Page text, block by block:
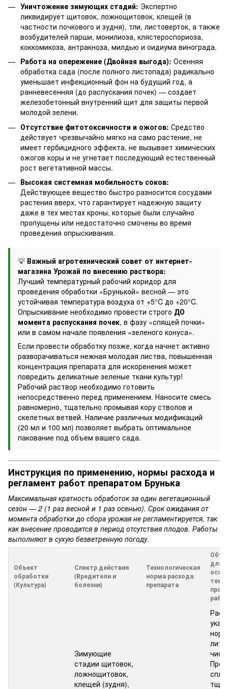
Уничтожение зимующих стадий: Экспертно
ликвидирует щитовок, ложнощитовок, клещей (в
частности почкового и зудня), тли, листоверток, а также
возбудителей парши, монилиоза, клястероспориоза,
коккомикоза, антракноза, милдью и оидиума винограда.
Работа на опережение (Двойная выгода): Осенняя
обработка сада (после полного листопада) радикально
уменьшает инфекционный фон на будущий год, а
ранневесенняя (до распускания почек) — создает
железобетонный внутренний щит для защиты первой
молодой зелени.
Отсутствие фитотоксичности и ожогов: Средство
действует чрезвычайно мягко на само растение, не
имеет гербицидного эффекта, не вызывает химических
ожогов коры и не угнетает последующий естественный
рост вегетативной массы.
Высокая системная мобильность соков:
Действующее вещество быстро разносится сосудами
растения вверх, что гарантирует надежную защиту
даже в тех местах кроны, которые были случайно
пропущены или недостаточно смочены во время
проведения опрыскивания.
💡 Важный агротехнический совет от интернет-
магазина Урожай по внесению раствора:
Лучший температурный рабочий коридор для
проведения обработки «Брунькой» весной — это
устойчивая температура воздуха от +5°C до +20°C.
Опрыскивание необходимо провести строго ДО
момента распускания почек, в фазу «спящей почки»
или в самом начале появления «зеленого конуса».
Если провести обработку позже, когда начнет активно
разворачиваться нежная молодая листва, повышенная
концентрация препарата для искоренения может
повредить деликатные зеленые ткани культур!
Рабочий раствор необходимо готовить
непосредственно перед применением. Наносите смесь
равномерно, тщательно промывая кору стволов и
скелетных ветвей. Наличие различных модификаций
(20 мл и 100 мл) позволяет выбрать оптимальное
пакование под объем вашего сада.
Инструкция по применению, нормы расхода и
регламент работ препаратом Брунька
Максимальная кратность обработок за один вегетационный
сезон — 2 (1 раз весной и 1 раз осенью). Срок ожидания от
момента обработки до сбора урожая не регламентируется, так
как внесение проводится в период отсутствия плодов. Работы
выполняют в сухую безветренную погоду.
Объект
обработки
(Культура)
Спектр действия
(Вредители и
болезни)
Технологическая
норма расхода
препарата
для
Зимующие
стадии щитовок,
ложнощитовок,
клещей (зудня),